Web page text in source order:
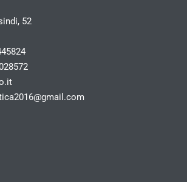
52